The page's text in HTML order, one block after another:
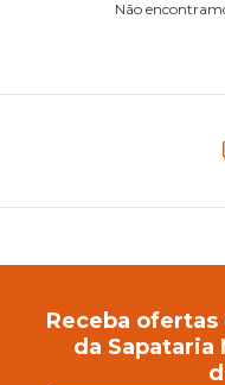
Não
Receba
da Sapataria